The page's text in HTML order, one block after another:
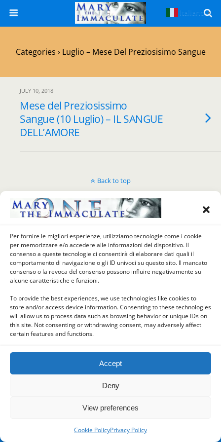
Per fornire le migliori esperienze, utilizziamo tecnologie come i cookie
per memorizzare e/o accedere alle informazioni del dispositivo. Il
consenso a queste tecnologie ci consentirà di elaborare dati quali il
comportamento di navigazione o gli ID univoci su questo sito. Il mancato
consenso o la revoca del consenso possono influire negativamente su
alcune caratteristiche e funzioni.
To provide the best experiences, we use technologies like cookies to
store and/or access device information. Consenting to these technologies
will allow us to process data such as browsing behavior or unique IDs on
this site. Not consenting or withdrawing consent, may adversely affect
certain features and functions.
Accept
Deny
View preferences
Cookie PolicyPrivacy Policy
Categories › Luglio – Mese Del Preziosisimo Sangue
JULY 10, 2018
Mese del Preziosissimo
Sangue (10 Luglio) – IL SANGUE
DELL’AMORE
Back to top
Mobile Desktop
Italiano ▼
Powered by
WPtouch Mobile Suite for WordPress